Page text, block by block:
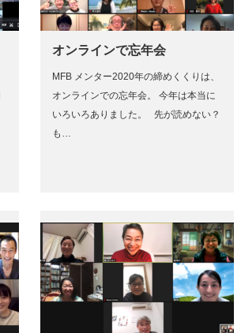
オンラインで忘年会
MFB メンター2020年の締めくくりは、
オンラインでの忘年会。 今年は本当に
いろいろありました。 先が読めない？
も…